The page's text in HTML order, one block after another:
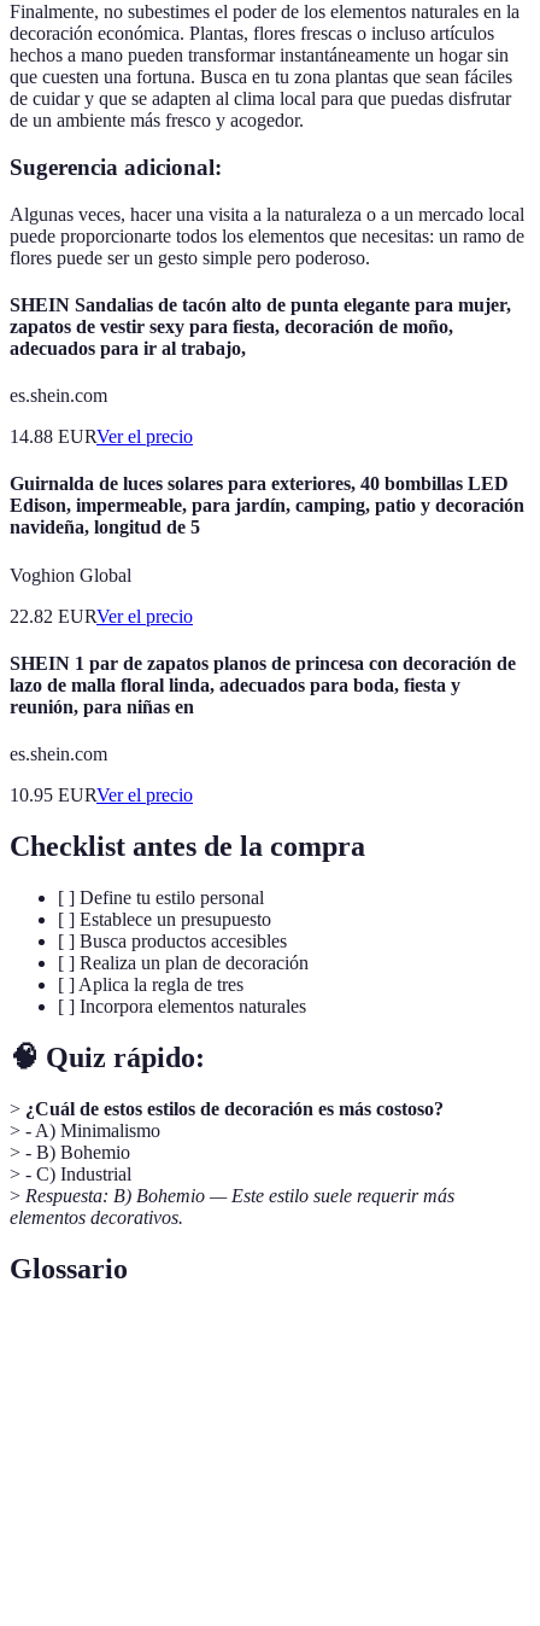
Finalmente, no subestimes el poder de los elementos naturales en la
decoración económica. Plantas, flores frescas o incluso artículos
hechos a mano pueden transformar instantáneamente un hogar sin
que cuesten una fortuna. Busca en tu zona plantas que sean fáciles
de cuidar y que se adapten al clima local para que puedas disfrutar
de un ambiente más fresco y acogedor.
Sugerencia adicional:
Algunas veces, hacer una visita a la naturaleza o a un mercado local
puede proporcionarte todos los elementos que necesitas: un ramo de
flores puede ser un gesto simple pero poderoso.
SHEIN Sandalias de tacón alto de punta elegante para mujer,
zapatos de vestir sexy para fiesta, decoración de moño,
adecuados para ir al trabajo,
es.shein.com
14.88 EURVer el precio
Guirnalda de luces solares para exteriores, 40 bombillas LED
Edison, impermeable, para jardín, camping, patio y decoración
navideña, longitud de 5
Voghion Global
22.82 EURVer el precio
SHEIN 1 par de zapatos planos de princesa con decoración de
lazo de malla floral linda, adecuados para boda, fiesta y
reunión, para niñas en
es.shein.com
10.95 EURVer el precio
Checklist antes de la compra
[ ] Define tu estilo personal
[ ] Establece un presupuesto
[ ] Busca productos accesibles
[ ] Realiza un plan de decoración
[ ] Aplica la regla de tres
[ ] Incorpora elementos naturales
🧠 Quiz rápido:
> ¿Cuál de estos estilos de decoración es más costoso?
> - A) Minimalismo
> - B) Bohemio
> - C) Industrial
> Respuesta: B) Bohemio — Este estilo suele requerir más
elementos decorativos.
Glossario